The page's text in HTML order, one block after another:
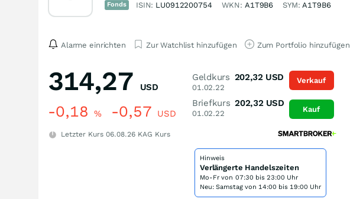
Fonds ISIN: LU0912200754 WKN: A1T9B6 SYM:A1T9B6
Alarme einrichten Zur Watchlist hinzufügen Zum Portfolio hinzufügen
314,27 USD
-0,18 % -0,57 USD
Letzter Kurs 06.08.26 KAG Kurs
Geldkurs
01.02.22
202,32 USD
Briefkurs
01.02.22
202,32 USD
Verkauf
Kauf
Hinweis
Verlängerte Handelszeiten
Mo-Fr von 07:30 bis 23:00 Uhr
Neu: Samstag von 14:00 bis 19:00 Uhr